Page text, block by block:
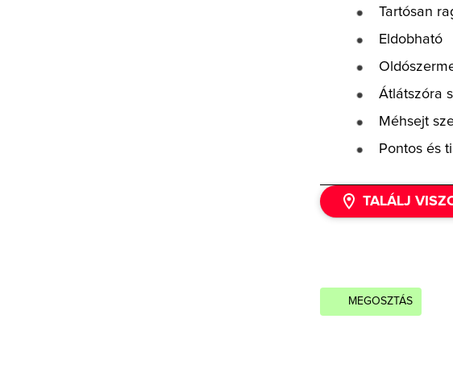
Tartósan
Eldobható
Átlátszóra
Méhsejt
Pontos és
TALÁLJ
MEGOSZTÁS